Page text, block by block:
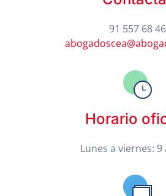
91 557 68 46
Horario
Lunes a viernes: 9